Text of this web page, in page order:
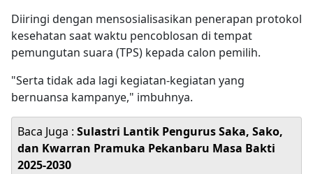
Diiringi dengan mensosialisasikan penerapan protokol
kesehatan saat waktu pencoblosan di tempat
pemungutan suara (TPS) kepada calon pemilih.
"Serta tidak ada lagi kegiatan-kegiatan yang
bernuansa kampanye," imbuhnya.
Baca Juga : Sulastri Lantik Pengurus Saka, Sako,
dan Kwarran Pramuka Pekanbaru Masa Bakti
2025-2030